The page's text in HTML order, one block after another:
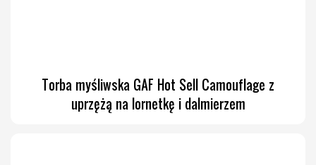
Torba myśliwska GAF Hot Sell Camouflage z
uprzężą na lornetkę i dalmierzem